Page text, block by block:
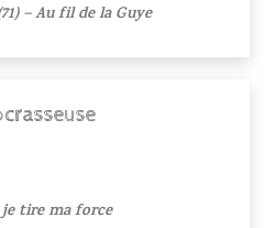
– Au fil de la Guye
je tire ma force